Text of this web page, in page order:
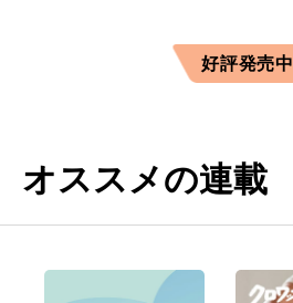
好評発売中
オススメの連載